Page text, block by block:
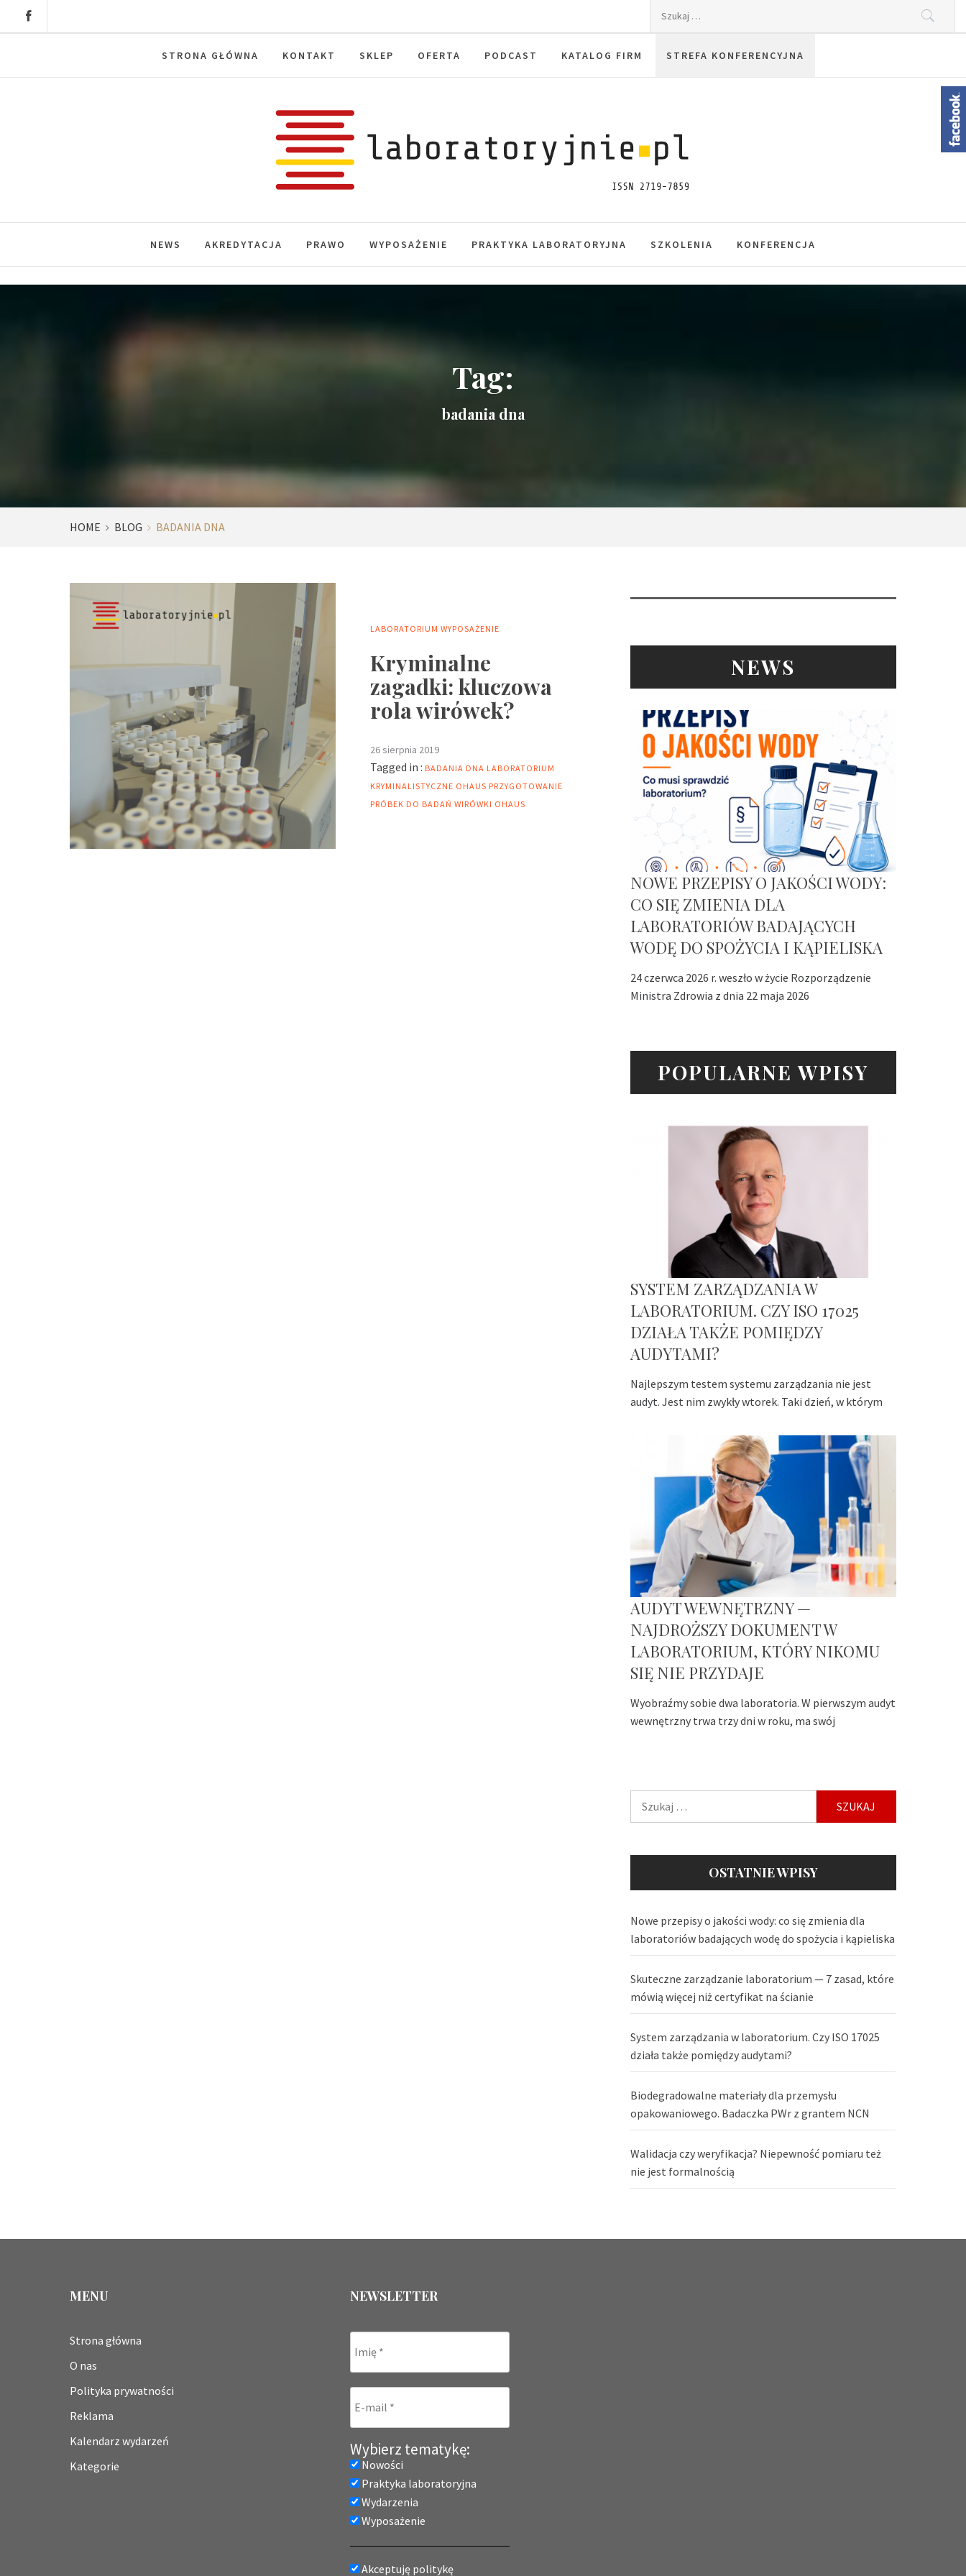
STRONA GŁÓWNA KONTAKT SKLEP OFERTA PODCAST KATALOG FIRM STREFA KONFERENCYJNA
Laboratoryjnie.pl
NEWS AKREDYTACJA PRAWO WYPOSAŻENIE PRAKTYKA LABORATORYJNA SZKOLENIA KONFERENCJA
Tag:
badania dna
HOME BLOG BADANIA DNA
LABORATORIUM WYPOSAŻENIE
Kryminalne
zagadki: kluczowa
rola wirówek?
26 sierpnia 2019
Tagged in : BADANIA DNA LABORATORIUM
KRYMINALISTYCZNE OHAUS PRZYGOTOWANIE
PRÓBEK DO BADAŃ WIRÓWKI OHAUS
NEWS
NOWE PRZEPISY O JAKOŚCI WODY:
CO SIĘ ZMIENIA DLA
LABORATORIÓW BADAJĄCYCH
WODĘ DO SPOŻYCIA I KĄPIELISKA
24 czerwca 2026 r. weszło w życie Rozporządzenie
Ministra Zdrowia z dnia 22 maja 2026
POPULARNE WPISY
SYSTEM ZARZĄDZANIA W
LABORATORIUM. CZY ISO 17025
DZIAŁA TAKŻE POMIĘDZY
AUDYTAMI?
Najlepszym testem systemu zarządzania nie jest
audyt. Jest nim zwykły wtorek. Taki dzień, w którym
AUDYT WEWNĘTRZNY —
NAJDROŻSZY DOKUMENT W
LABORATORIUM, KTÓRY NIKOMU
SIĘ NIE PRZYDAJE
Wyobraźmy sobie dwa laboratoria. W pierwszym audyt
wewnętrzny trwa trzy dni w roku, ma swój
OSTATNIE WPISY
Nowe przepisy o jakości wody: co się zmienia dla
laboratoriów badających wodę do spożycia i kąpieliska
Skuteczne zarządzanie laboratorium — 7 zasad, które
mówią więcej niż certyfikat na ścianie
System zarządzania w laboratorium. Czy ISO 17025
działa także pomiędzy audytami?
Biodegradowalne materiały dla przemysłu
opakowaniowego. Badaczka PWr z grantem NCN
Walidacja czy weryfikacja? Niepewność pomiaru też
nie jest formalnością
MENU
Strona główna
O nas
Polityka prywatności
Reklama
Kalendarz wydarzeń
Kategorie
NEWSLETTER
Wybierz tematykę:
Nowości
Praktyka laboratoryjna
Wydarzenia
Wyposażenie
Akceptuję politykę